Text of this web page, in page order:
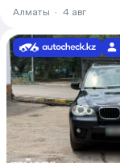
Алматы · 4 авг